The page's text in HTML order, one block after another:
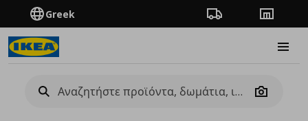
Greek Πορεία παραγγελίας
Camera